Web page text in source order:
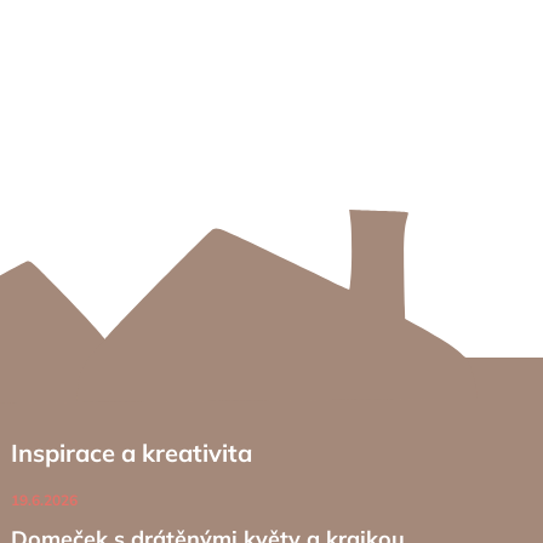
Inspirace a kreativita
19.6.2026